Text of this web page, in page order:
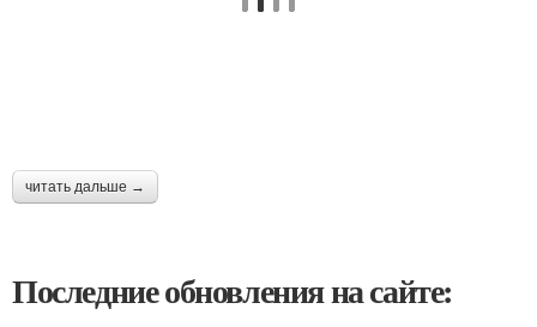
читать дальше →
Последние обновления на сайте: